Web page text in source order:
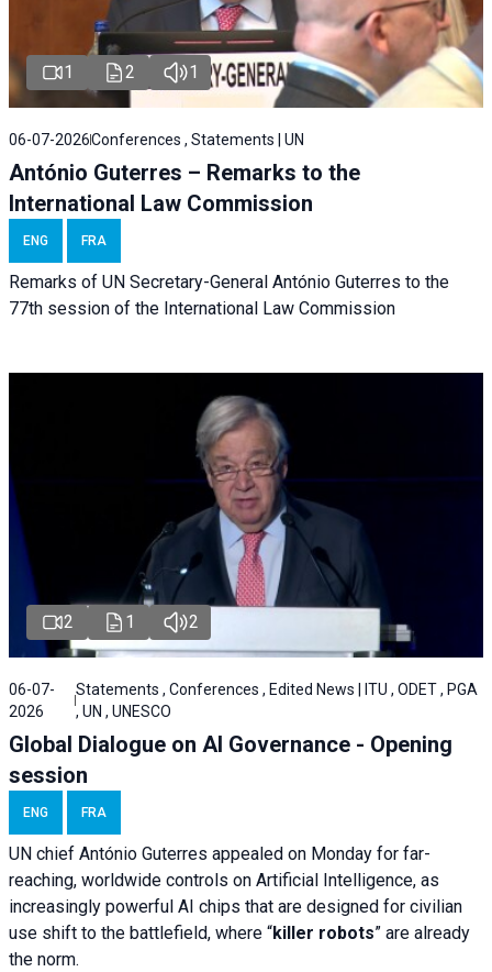
1 2 1
06-07-2026Conferences , Statements | UN
António Guterres – Remarks to the
International Law Commission
ENG FRA
Remarks of UN Secretary-General António Guterres to the
77th session of the International Law Commission
2 1 2
06-07-
2026
Statements , Conferences , Edited News | ITU , ODET , PGA
, UN , UNESCO
Global Dialogue on AI Governance - Opening
session
ENG FRA
UN chief António Guterres appealed on Monday for far-
reaching, worldwide controls on Artificial Intelligence, as
increasingly powerful AI chips that are designed for civilian
use shift to the battlefield, where “killer robots” are already
the norm.